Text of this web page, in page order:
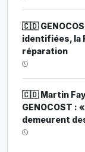
🇨🇩
identifiées, la
réparation
🇨🇩 Martin
GENOCOST
demeurent